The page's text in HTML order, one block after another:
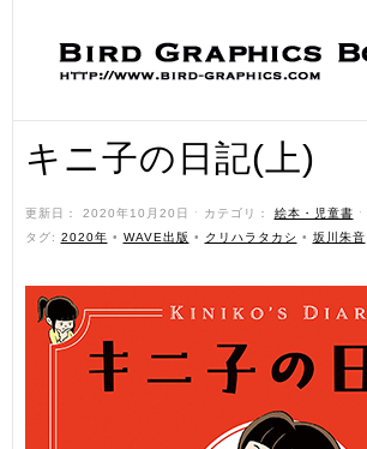
キニ子の日記(上)
更新日： 2020年10月20日 ˑ カテゴリ： 絵本・児童書 ˑ
タグ: 2020年 • WAVE出版 • クリハラタカシ • 坂川朱音